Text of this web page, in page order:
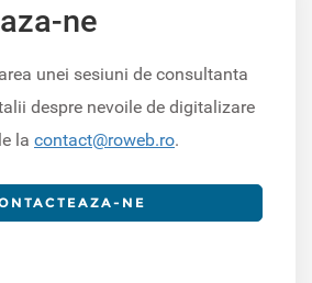
ne
unei sesiuni de consultanta
despre nevoile de digitalizare
la contact@roweb.ro.
NE